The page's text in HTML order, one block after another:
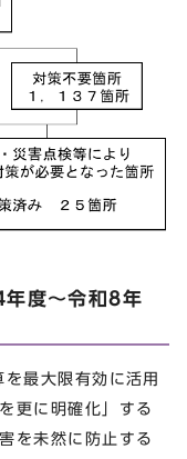
年度～令和8年
最大限有効に活用
更に明確化」する
を未然に防止する